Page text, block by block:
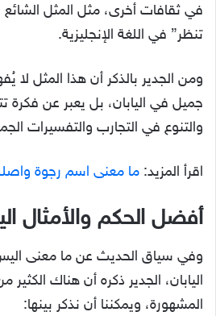
في ثقافات أخرى، مثل المثل الشائع
تنظر” في اللغة الإنجليزية.
ومن الجدير بالذكر أن هذا المثل لا
جميل في اليابان، بل يعبر عن فكرة
والتنوع في التجارب والتفسيرات
اقرأ المزيد: ما معنى اسم رجوة
أفضل الحكم والأمثال
وفي سياق الحديث عن ما معنى
اليابان، الجدير ذكره أن هناك الكثير
المشهورة، ويمكننا أن نذكر بينها: